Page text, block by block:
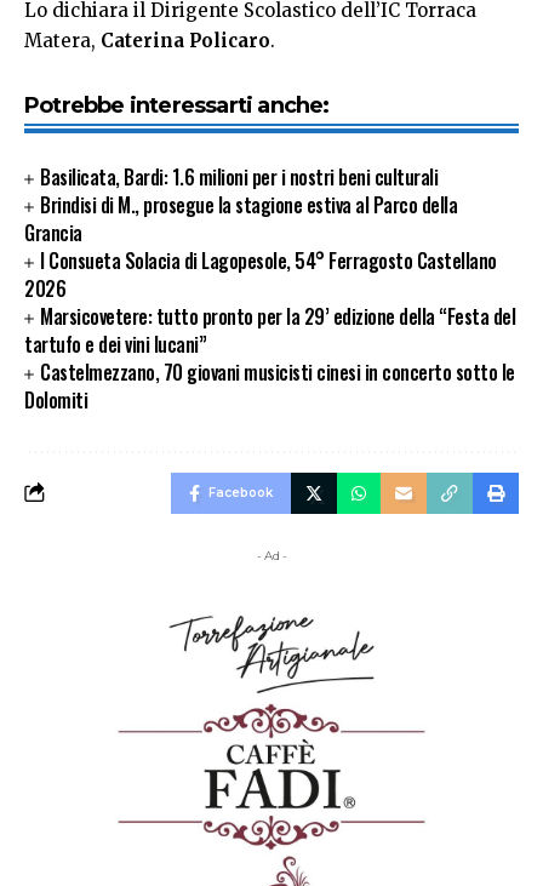
Lo dichiara il Dirigente Scolastico dell’IC Torraca
Matera, Caterina Policaro.
Potrebbe interessarti anche:
Basilicata, Bardi: 1.6 milioni per i nostri beni culturali
Brindisi di M., prosegue la stagione estiva al Parco della
Grancia
I Consueta Solacia di Lagopesole, 54° Ferragosto Castellano
2026
Marsicovetere: tutto pronto per la 29’ edizione della “Festa del
tartufo e dei vini lucani”
Castelmezzano, 70 giovani musicisti cinesi in concerto sotto le
Dolomiti
Facebook
- Ad -